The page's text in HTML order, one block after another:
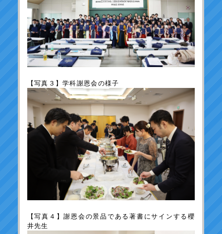
【写真３】学科謝恩会の様子
【写真４】謝恩会の景品である著書にサインする櫻
井先生